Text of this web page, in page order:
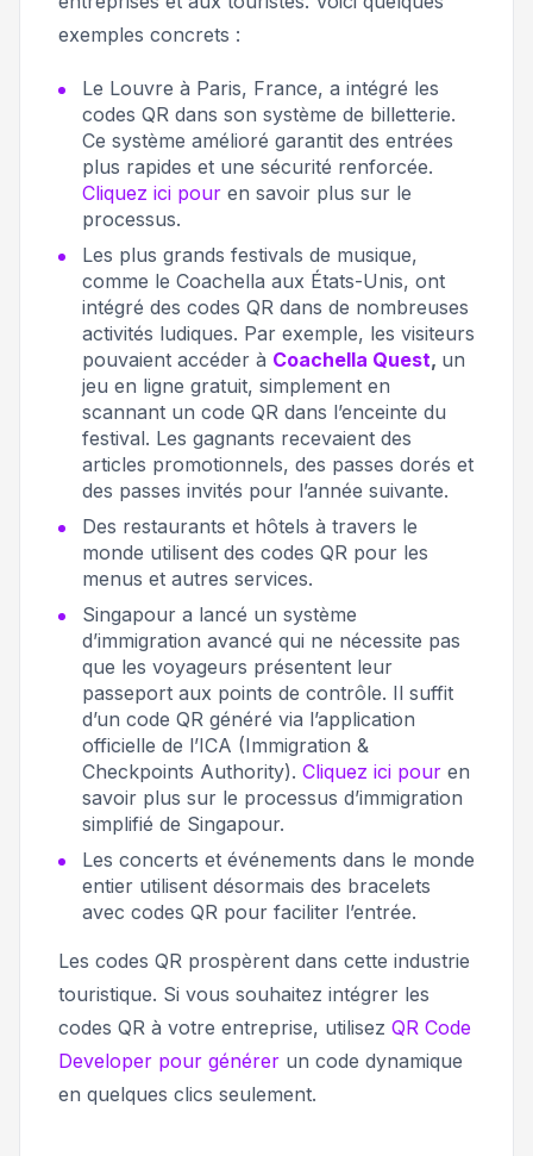
exemples concrets :
Le Louvre à Paris, France, a intégré les
codes QR dans son système de billetterie.
Ce système amélioré garantit des entrées
plus rapides et une sécurité renforcée.
Cliquez ici pour en savoir plus sur le
processus.
Les plus grands festivals de musique,
comme le Coachella aux États-Unis, ont
intégré des codes QR dans de nombreuses
activités ludiques. Par exemple, les visiteurs
pouvaient accéder à Coachella Quest, un
jeu en ligne gratuit, simplement en
scannant un code QR dans l’enceinte du
festival. Les gagnants recevaient des
articles promotionnels, des passes dorés et
des passes invités pour l’année suivante.
Des restaurants et hôtels à travers le
monde utilisent des codes QR pour les
menus et autres services.
Singapour a lancé un système
d’immigration avancé qui ne nécessite pas
que les voyageurs présentent leur
passeport aux points de contrôle. Il suffit
d’un code QR généré via l’application
officielle de l’ICA (Immigration &
Checkpoints Authority). Cliquez ici pour en
savoir plus sur le processus d’immigration
simplifié de Singapour.
Les concerts et événements dans le monde
entier utilisent désormais des bracelets
avec codes QR pour faciliter l’entrée.
Les codes QR prospèrent dans cette industrie
touristique. Si vous souhaitez intégrer les
codes QR à votre entreprise, utilisez QR Code
Developer pour générer un code dynamique
en quelques clics seulement.